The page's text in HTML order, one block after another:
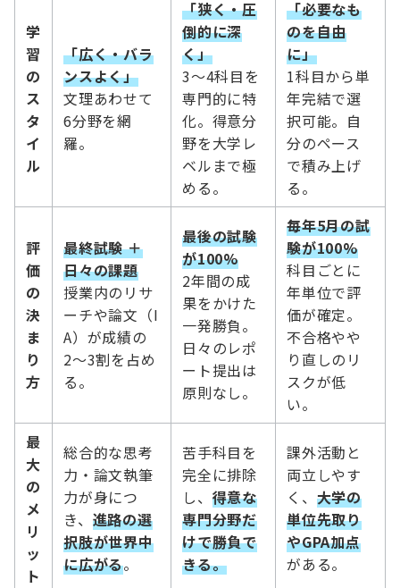
学
習
の
ス
タ
イ
ル
「広く・バラ
ンスよく」
文理あわせて
6分野を網
羅。
「狭く・圧
倒的に深
く」
3〜4科目を
専門的に特
化。得意分
野を大学レ
ベルまで極
める。
「必要なも
のを自由
に」
1科目から単
年完結で選
択可能。自
分のペース
で積み上げ
る。
評
価
の
決
ま
り
方
最終試験 ＋
日々の課題
授業内のリサ
ーチや論文（I
A）が成績の
2〜3割を占め
る。
最後の試験
が100%
2年間の成
果をかけた
一発勝負。
日々のレポ
ート提出は
原則なし。
毎年5月の試
験が100%
科目ごとに
年単位で評
価が確定。
不合格やや
り直しのリ
スクが低
い。
最
大
の
メ
リ
ッ
ト
総合的な思考
力・論文執筆
力が身につ
き、 進路の選
択肢が世界中
に広がる。
苦手科目を
完全に排除
し、 得意な
専門分野だ
けで勝負で
きる。
課外活動と
両立しやす
く、 大学の
単位先取り
やGPA加点
がある。